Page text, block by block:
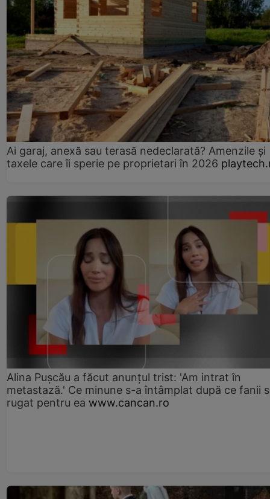
Ai garaj, anexă sau terasă nedeclarată? Amenzile și
taxele care îi sperie pe proprietari în 2026
Alina Pușcău a făcut anunțul trist: 'Am intrat în
metastază.' Ce minune s-a întâmplat după ce fanii
rugat pentru ea www.cancan.ro